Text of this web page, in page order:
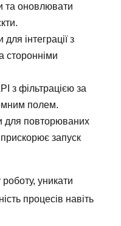
та оновлювати
інтеграції з
сторонніми
з фільтрацією за
полем.
для повторюваних
запуск
уникати
процесів навіть